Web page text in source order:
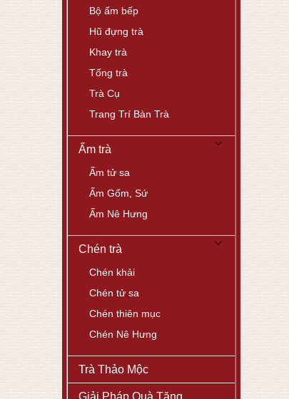
Bộ ấm bếp
Hũ đựng trà
Khay trà
Tống trà
Trà Cụ
Trang Trí Bàn Trà
Ấm trà
Ấm tử sa
Ấm Gốm, Sứ
Ấm Nê Hưng
Chén trà
Chén khải
Chén tử sa
Chén thiên mục
Chén Nê Hưng
Trà Thảo Mộc
Giải Pháp Quà Tặng